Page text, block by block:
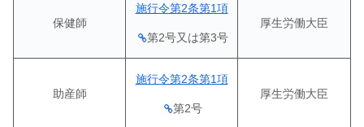
保健師
施行令第2条第1項
第2号又は第3号
厚生労働大臣
助産師
施行令第2条第1項
第2号
厚生労働大臣